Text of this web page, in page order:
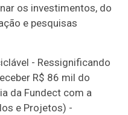
os investimentos, do
e pesquisas
- Ressignificando
R$ 86 mil do
da Fundect com a
e Projetos) -